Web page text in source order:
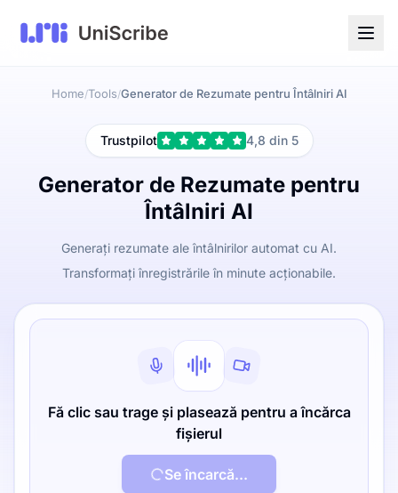
Home/Tools/Generator de Rezumate pentru Întâlniri AI
Trustpilot 4,8 din 5
Generator de Rezumate pentru
Întâlniri AI
Generați rezumate ale întâlnirilor automat cu AI.
Transformați înregistrările în minute acționabile.
Fă clic sau trage și plasează pentru a încărca
fișierul
Se încarcă...